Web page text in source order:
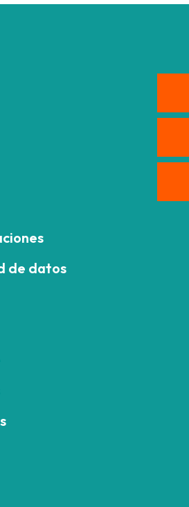
de datos